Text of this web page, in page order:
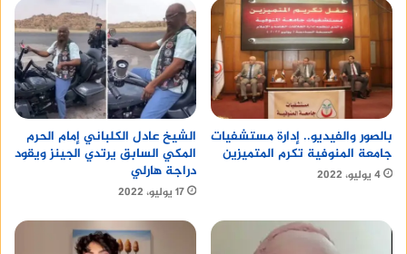
بالصور والفيديو.. إدارة مستشفيات
جامعة المنوفية تكرم المتميزين
4 يوليو، 2022
الشيخ عادل الكلباني إمام الحرم
المكي السابق يرتدي الجينز ويقود
دراجة هارلي
17 يوليو، 2022